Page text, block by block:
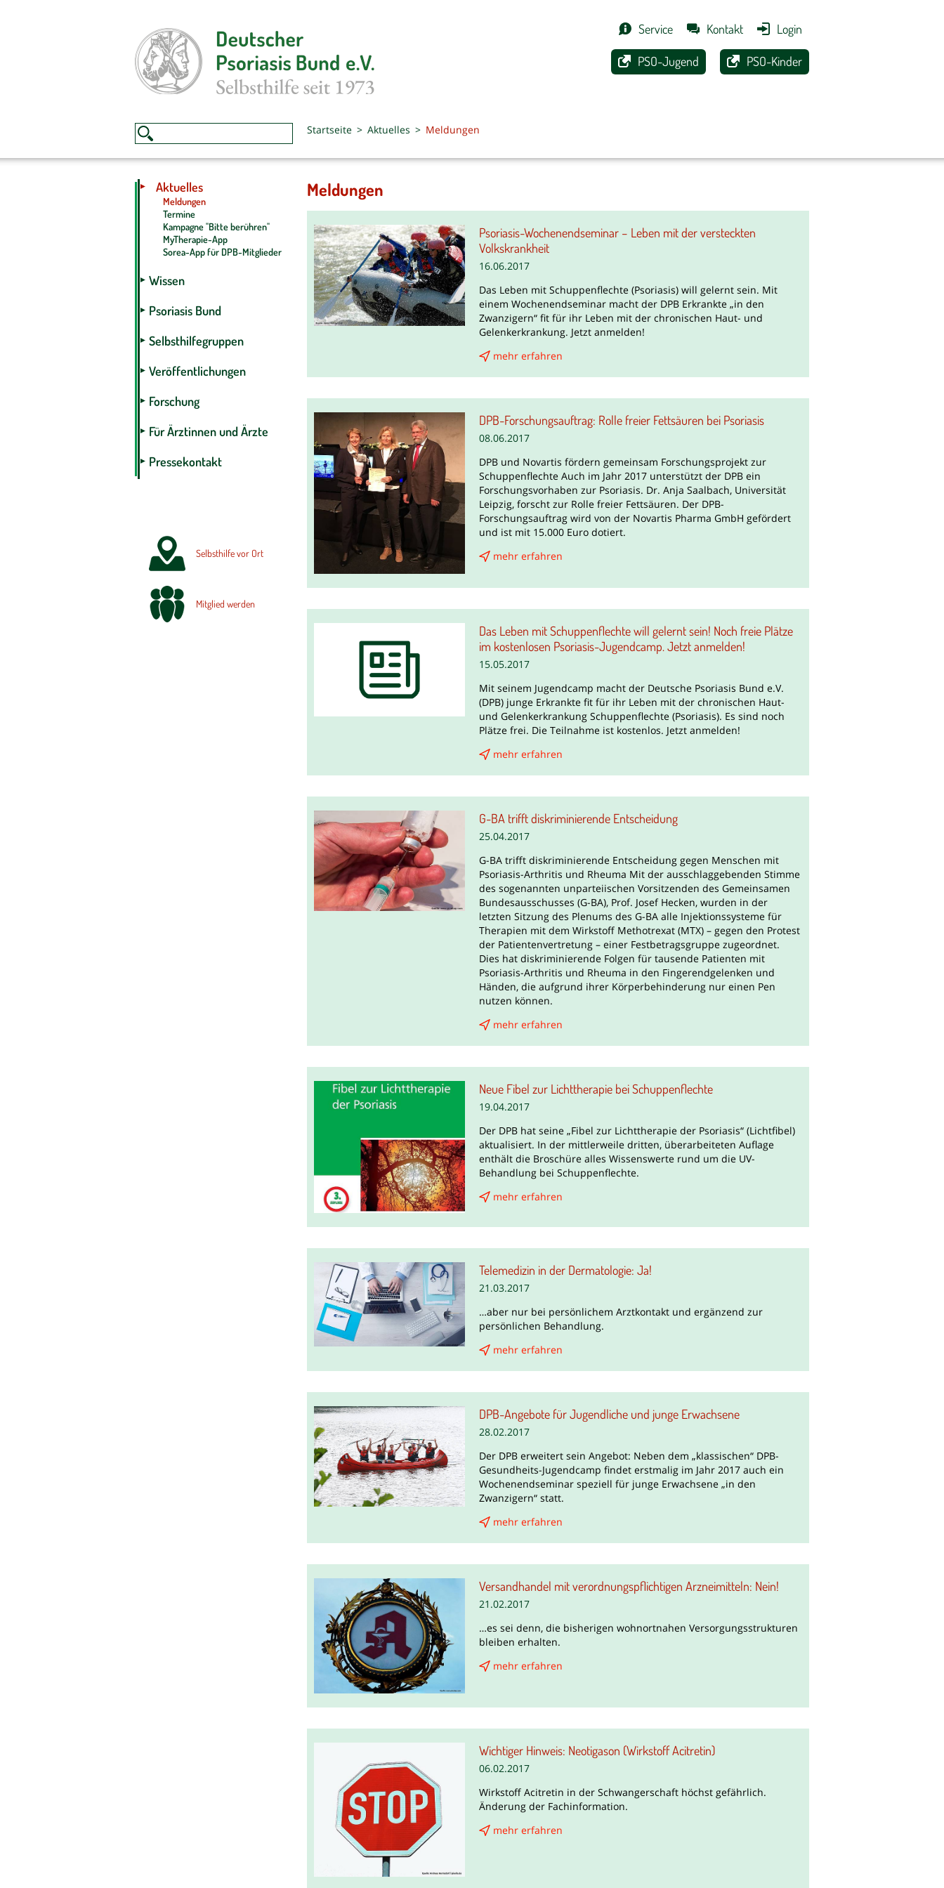
Service Kontakt Login
PSO-Jugend PSO-Kinder
Startseite Aktuelles Meldungen
Aktuelles
Meldungen
Termine
Kampagne "Bitte berühren"
MyTherapie-App
Sorea-App für DPB-Mitglieder
Wissen
Psoriasis Bund
Selbsthilfegruppen
Veröffentlichungen
Forschung
Für Ärztinnen und Ärzte
Pressekontakt
Selbsthilfe vor Ort
Mitglied werden
Meldungen
Psoriasis-Wochenendseminar – Leben mit der versteckten
Volkskrankheit
16.06.2017
Das Leben mit Schuppenflechte (Psoriasis) will gelernt sein. Mit
einem Wochenendseminar macht der DPB Erkrankte „in den
Zwanzigern“ fit für ihr Leben mit der chronischen Haut- und
Gelenkerkrankung. Jetzt anmelden!
mehr erfahren
DPB-Forschungsauftrag: Rolle freier Fettsäuren bei Psoriasis
08.06.2017
DPB und Novartis fördern gemeinsam Forschungsprojekt zur
Schuppenflechte Auch im Jahr 2017 unterstützt der DPB ein
Forschungsvorhaben zur Psoriasis. Dr. Anja Saalbach, Universität
Leipzig, forscht zur Rolle freier Fettsäuren. Der DPB-
Forschungsauftrag wird von der Novartis Pharma GmbH gefördert
und ist mit 15.000 Euro dotiert.
mehr erfahren
Das Leben mit Schuppenflechte will gelernt sein! Noch freie Plätze
im kostenlosen Psoriasis-Jugendcamp. Jetzt anmelden!
15.05.2017
Mit seinem Jugendcamp macht der Deutsche Psoriasis Bund e.V.
(DPB) junge Erkrankte fit für ihr Leben mit der chronischen Haut-
und Gelenkerkrankung Schuppenflechte (Psoriasis). Es sind noch
Plätze frei. Die Teilnahme ist kostenlos. Jetzt anmelden!
mehr erfahren
G-BA trifft diskriminierende Entscheidung
25.04.2017
G-BA trifft diskriminierende Entscheidung gegen Menschen mit
Psoriasis-Arthritis und Rheuma Mit der ausschlaggebenden Stimme
des sogenannten unparteiischen Vorsitzenden des Gemeinsamen
Bundesausschusses (G-BA), Prof. Josef Hecken, wurden in der
letzten Sitzung des Plenums des G-BA alle Injektionssysteme für
Therapien mit dem Wirkstoff Methotrexat (MTX) – gegen den Protest
der Patientenvertretung – einer Festbetragsgruppe zugeordnet.
Dies hat diskriminierende Folgen für tausende Patienten mit
Psoriasis-Arthritis und Rheuma in den Fingerendgelenken und
Händen, die aufgrund ihrer Körperbehinderung nur einen Pen
nutzen können.
mehr erfahren
Neue Fibel zur Lichttherapie bei Schuppenflechte
19.04.2017
Der DPB hat seine „Fibel zur Lichttherapie der Psoriasis“ (Lichtfibel)
aktualisiert. In der mittlerweile dritten, überarbeiteten Auflage
enthält die Broschüre alles Wissenswerte rund um die UV-
Behandlung bei Schuppenflechte.
mehr erfahren
Telemedizin in der Dermatologie: Ja!
21.03.2017
…aber nur bei persönlichem Arztkontakt und ergänzend zur
persönlichen Behandlung.
mehr erfahren
DPB-Angebote für Jugendliche und junge Erwachsene
28.02.2017
Der DPB erweitert sein Angebot: Neben dem „klassischen“ DPB-
Gesundheits-Jugendcamp findet erstmalig im Jahr 2017 auch ein
Wochenendseminar speziell für junge Erwachsene „in den
Zwanzigern“ statt.
mehr erfahren
Versandhandel mit verordnungspflichtigen Arzneimitteln: Nein!
21.02.2017
…es sei denn, die bisherigen wohnortnahen Versorgungsstrukturen
bleiben erhalten.
mehr erfahren
Wichtiger Hinweis: Neotigason (Wirkstoff Acitretin)
06.02.2017
Wirkstoff Acitretin in der Schwangerschaft höchst gefährlich.
Änderung der Fachinformation.
mehr erfahren